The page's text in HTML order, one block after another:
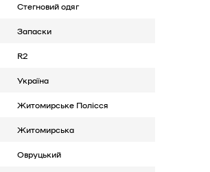
Стегновий одяг
Запаски
R2
Україна
Житомирське Полісся
Житомирська
Овруцький